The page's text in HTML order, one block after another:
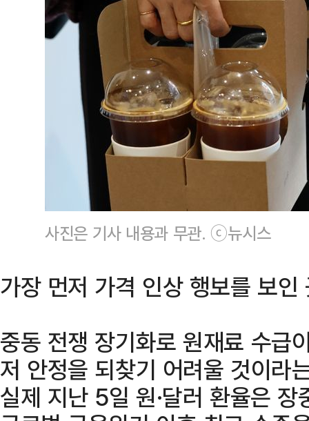
사진은 기사 내용과 무관. ⓒ뉴시스
가장 먼저 가격 인상 행보를 보
중동 전쟁 장기화로 원재료 수급
저 안정을 되찾기 어려울 것이라
실제 지난 5일 원·달러 환율은